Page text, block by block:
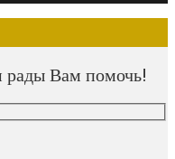
рады Вам помочь!